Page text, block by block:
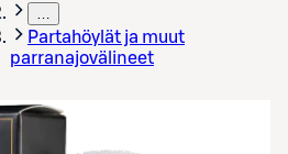
…
Partahöylät ja muut
parranajovälineet